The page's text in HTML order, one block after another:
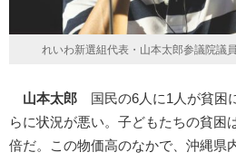
れいわ新選組代表・山本太郎参議院議
山本太郎 国民の6人に1人が貧困
らに状況が悪い。子どもたちの貧困
倍だ。この物価高のなかで、沖縄県